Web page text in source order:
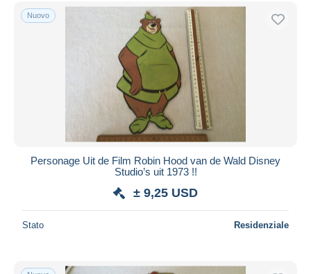
Spedizione gratuita
Metodi di pagamento
Bonifico bancario
Bancontact
Residenza del venditore
Nuovo
Personage Uit de Film Robin Hood van de Wald Disney
Studio’s uit 1973 !!
± 9,25 USD
Stato Residenziale